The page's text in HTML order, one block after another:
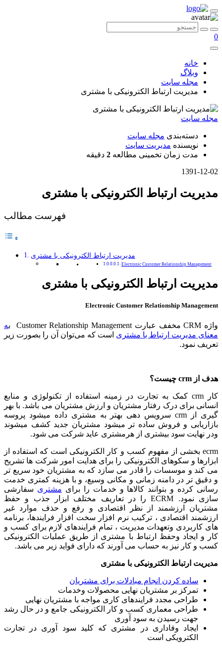
0
خانه
وبلاگ
مجله سایت
مدیریت ارتباط الکترونیکی با مشتری
مجله سایت
دسته‌بندی مجله سایت
نویسنده مدیریت سایت
مدت زمان تخمینی مطالعه 2 دقیقه
1391-12-02
مدیریت ارتباط الکترونیکی با مشتری
فهرست مطالب
مدیریت ارتباط الکترونیکی با مشتری
Electronic Customer Relationship Management
مدیریت ارتباط الکترونیکی با مشتری
Electronic Customer Relationship Management
واژه CRM مخفف عبارت Customer Relationship Management ب
ه
معنای مدیریت ارتباط با مشتری است که می‌توان آن را بصورت زیر
تعریف نمود.
هدف از crm چیست؟
کار crm کمک به تجارت در زمینه استفاده از تکنولوژی و منابع
انسانی برای درک رفتار مشتریان و ارزش مشتریان می باشد. با بهر
گیری از crm سرویس دهی بهتر به مشتری داده میشود پروسه
بازاریابی و فروش ساده تر میشود مشتریان جدید کشف میشوند
ودر نهایت سود بیشتری از هرمشتری عاید شرکت می شود.
ecrm بخشی از مفهوم کسب و کار الکترونیکی است که استفاده از
ابزارها و سکوهای الکترونیکی را برای هدایت امور شرکت ها تشریح
می کند و موسسات را قادر می سازد که به مشتریان خود سریع تر
و دقیق تر در دامنه زمانی و مکانی وسیع، و با هزینه کمتری خدمت
رسانی کرده و بتوانند کالاها و خدمات را برای مشتری سفارشی
سازی نمود. ECRM را در تعاریف مختلف ابزار جذب و حفظ
مشتریان ارزشمند از نظر اقتصادی و رفع و حذف موارد غیر
ارزشمند اقتصادی ، ترکیب نرم افزار سخت افزار فرایندها، برنامه
های کاربردی وتعهدات مدیریت ، تمام فرایندهای لازم برای کسب و
کار و ایجاد وحفظ ارتباط با مشتری از طریق عملیات الکترونیکی
کسب و کار نیز به حساب می آورند که دارای فواید زیر می باشد.
مدیریت ارتباط الکترونیکی با مشتری
ساده کردن انجام مبادلات برای مشتریان
تمرکز بر مشتریان نهایی محصولات وخدمات
طراحی مجدد فرایندهای کاری مواجه با مشتریان نهایی
طراحی معماری کسب و کار الکترونیکی جامع و در حال رشد
جهت رسیدن به سود آوری
ایجاد وفاداری در مشتری که کلید سود آوری در تجارت
الکترویکی است